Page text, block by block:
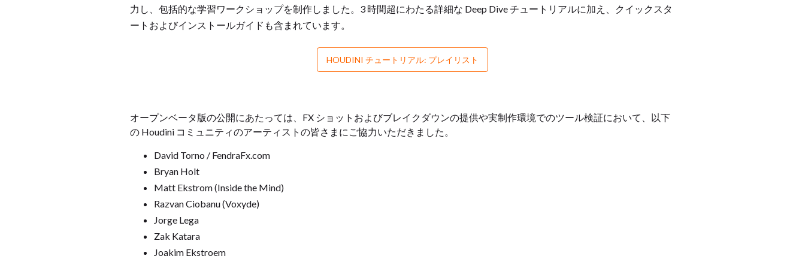
力し、包括的な学習ワークショップを制作しました。3 時間超にわたる詳細な Deep Dive チュートリアルに加え、クイックスタ
ートおよびインストールガイドも含まれています。
HOUDINI チュートリアル: プレイリスト
オープンベータ版の公開にあたっては、FX ショットおよびブレイクダウンの提供や実制作環境でのツール検証において、以下
の Houdini コミュニティのアーティストの皆さまにご協力いただきました。
David Torno / FendraFx.com
Bryan Holt
Matt Ekstrom (Inside the Mind)
Razvan Ciobanu (Voxyde)
Jorge Lega
Zak Katara
Joakim Ekstroem